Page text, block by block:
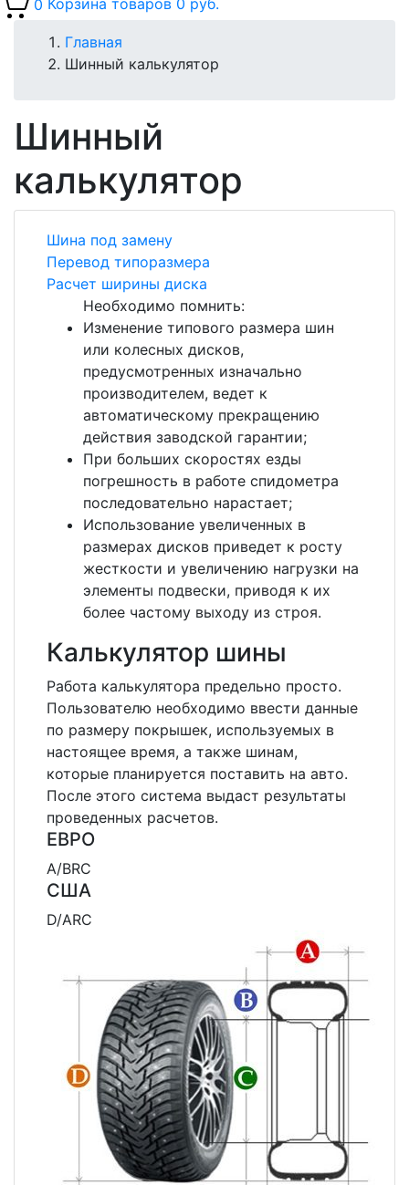
0 Корзина товаров 0 руб.
Главная
Шинный калькулятор
Шинный
калькулятор
Шина под замену
Перевод типоразмера
Расчет ширины диска
Необходимо помнить:
Изменение типового размера шин
или колесных дисков,
предусмотренных изначально
производителем, ведет к
автоматическому прекращению
действия заводской гарантии;
При больших скоростях езды
погрешность в работе спидометра
последовательно нарастает;
Использование увеличенных в
размерах дисков приведет к росту
жесткости и увеличению нагрузки на
элементы подвески, приводя к их
более частому выходу из строя.
Калькулятор шины
Работа калькулятора предельно просто.
Пользователю необходимо ввести данные
по размеру покрышек, используемых в
настоящее время, а также шинам,
которые планируется поставить на авто.
После этого система выдаст результаты
проведенных расчетов.
ЕВРО
A/BRC
США
D/ARC